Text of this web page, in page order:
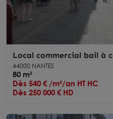
Local commercial bail à
Nantes avec forte
44000 NANTES
80 m²
Dès 540 € /m²/an HT HC
Dès 250 000 € HD